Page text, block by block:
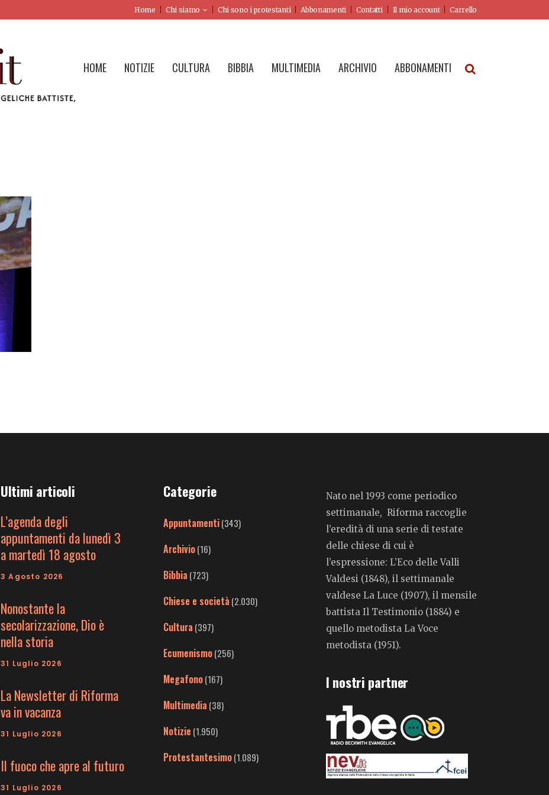
Home Chi siamo Chi sono i protestanti Abbonamenti Contatti Il mio account Carrello
HOME NOTIZIE CULTURA BIBBIA MULTIMEDIA ARCHIVIO ABBONAMENTI
Ultimi articoli
L’agenda degli
appuntamenti da lunedì 3
a martedì 18 agosto
3 Agosto 2026
Nonostante la
secolarizzazione, Dio è
nella storia
31 Luglio 2026
La Newsletter di Riforma
va in vacanza
31 Luglio 2026
Il fuoco che apre al futuro
31 Luglio 2026
Categorie
Appuntamenti(343)
Archivio(16)
Bibbia (723)
Chiese e società (2.030)
Cultura (397)
Ecumenismo(256)
Megafono(167)
Multimedia (38)
Notizie (1.950)
Protestantesimo(1.089)
Nato nel 1993 come periodico
settimanale, Riforma raccoglie
l’eredità di una serie di testate
delle chiese di cui è
l’espressione: L’Eco delle Valli
Valdesi (1848), il settimanale
valdese La Luce (1907), il mensile
battista Il Testimonio (1884) e
quello metodista La Voce
metodista (1951).
I nostri partner